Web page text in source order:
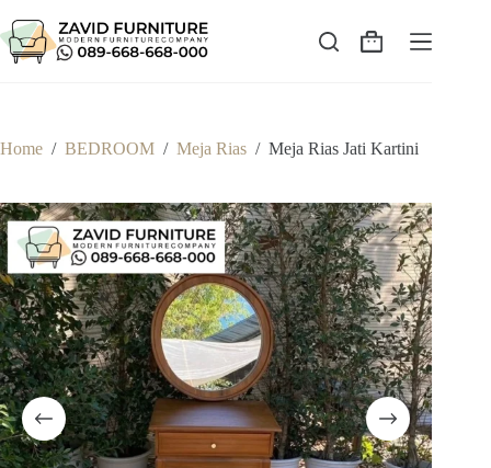
to
content
Shopping
Home / BEDROOM / Meja Rias / Meja Rias Jati Kartini